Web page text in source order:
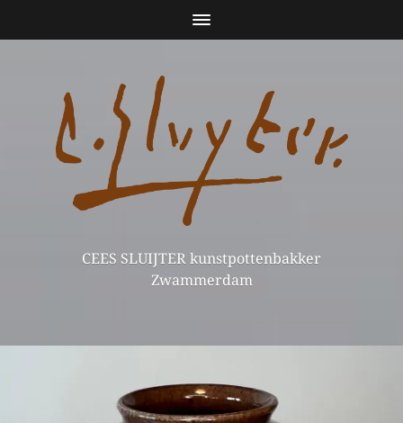
CEES SLUIJTER kunstpottenbakker
Zwammerdam